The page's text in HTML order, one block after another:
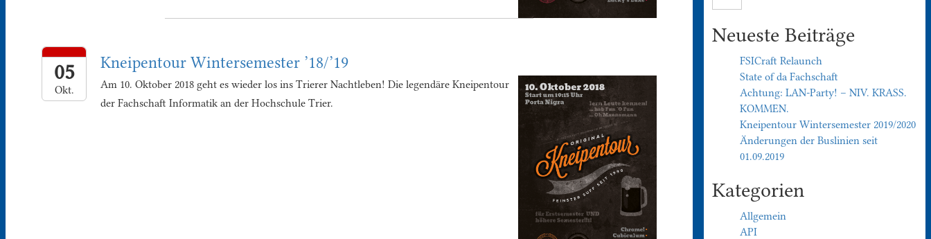
05
Okt.
Kneipentour Wintersemester ’18/’19
Am 10. Oktober 2018 geht es wieder los ins Trierer Nachtleben! Die legendäre Kneipentour
der Fachschaft Informatik an der Hochschule Trier.
Neueste Beiträge
FSICraft Relaunch
State of da Fachschaft
Achtung: LAN-Party! – NIV. KRASS.
KOMMEN.
Kneipentour Wintersemester 2019/2020
Änderungen der Buslinien seit
01.09.2019
Kategorien
Allgemein
API